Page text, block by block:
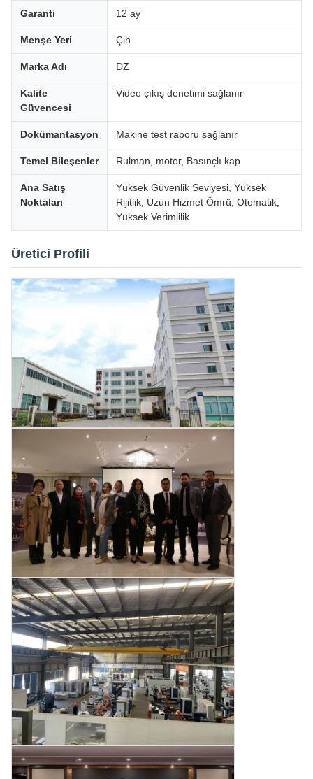
Garanti 12 ay
Menşe Yeri Çin
Marka Adı DZ
Kalite
Güvencesi
Video çıkış denetimi sağlanır
Dokümantasyon Makine test raporu sağlanır
Temel Bileşenler Rulman, motor, Basınçlı kap
Ana Satış
Noktaları
Yüksek Güvenlik Seviyesi, Yüksek
Rijitlik, Uzun Hizmet Ömrü, Otomatik,
Yüksek Verimlilik
Üretici Profili